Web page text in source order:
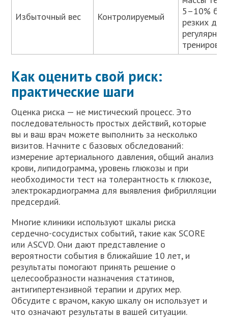
Избыточный вес Контролируемый
5–10% без
резких
регулярные
тренировки
Как оценить свой риск:
практические шаги
Оценка риска — не мистический процесс. Это
последовательность простых действий, которые
вы и ваш врач можете выполнить за несколько
визитов. Начните с базовых обследований:
измерение артериального давления, общий анализ
крови, липидограмма, уровень глюкозы и при
необходимости тест на толерантность к глюкозе,
электрокардиограмма для выявления фибрилляции
предсердий.
Многие клиники используют шкалы риска
сердечно-сосудистых событий, такие как SCORE
или ASCVD. Они дают представление о
вероятности события в ближайшие 10 лет, и
результаты помогают принять решение о
целесообразности назначения статинов,
антигипертензивной терапии и других мер.
Обсудите с врачом, какую шкалу он использует и
что означают результаты в вашей ситуации.